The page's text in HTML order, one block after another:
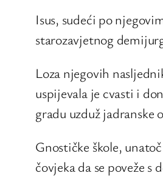
Isus, sudeći po
starozavjetnog
Loza njegovih
uspijevala je cvasti i
gradu uzduž
Gnostičke škole,
čovjeka da se poveže